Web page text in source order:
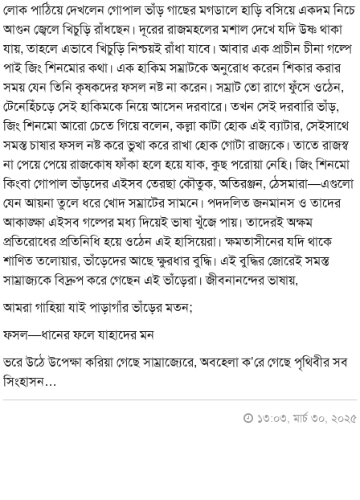
লোক পাঠিয়ে দেখলেন গোপাল ভাঁড় গাছের মগডালে হাড়ি বসিয়ে একদম নিচে
আগুন জ্বেলে খিচুড়ি রাঁধছেন। দূরের রাজমহলের মশাল দেখে যদি উষ্ণ থাকা
যায়, তাহলে এভাবে খিচুড়ি নিশ্চয়ই রাঁধা যাবে। আবার এক প্রাচীন চীনা গল্পে
পাই জিং শিনমোর কথা। এক হাকিম সম্রাটকে অনুরোধ করেন শিকার করার
সময় যেন তিনি কৃষকদের ফসল নষ্ট না করেন। সম্রাট তো রাগে ফুঁসে ওঠেন,
টেনেহিঁচড়ে সেই হাকিমকে নিয়ে আসেন দরবারে। তখন সেই দরবারি ভাঁড়,
জিং শিনমো আরো চেতে গিয়ে বলেন, কল্লা কাটা হোক এই ব্যাটার, সেইসাথে
সমস্ত চাষার ফসল নষ্ট করে ভুখা করে রাখা হোক গোটা রাজ্যকে। তাতে রাজস্ব
না পেয়ে পেয়ে রাজকোষ ফাঁকা হলে হয়ে যাক, কুছ পরোয়া নেহি। জিং শিনমো
কিংবা গোপাল ভাঁড়দের এইসব তেরছা কৌতুক, অতিরঞ্জন, ঠেসমারা—এগুলো
যেন আয়না তুলে ধরে খোদ সম্রাটের সামনে। পদদলিত জনমানস ও তাদের
আকাঙ্ক্ষা এইসব গল্পের মধ্য দিয়েই ভাষা খুঁজে পায়। তাদেরই অক্ষম
প্রতিরোধের প্রতিনিধি হয়ে ওঠেন এই হাসিয়েরা। ক্ষমতাসীনের যদি থাকে
শাণিত তলোয়ার, ভাঁড়েদের আছে ক্ষুরধার বুদ্ধি। এই বুদ্ধির জোরেই সমস্ত
সাম্রাজ্যকে বিদ্রুপ করে গেছেন এই ভাঁড়েরা। জীবনানন্দের ভাষায়,
আমরা গাহিয়া যাই পাড়াগাঁর ভাঁড়ের মতন;
ফসল—ধানের ফলে যাহাদের মন
ভরে উঠে উপেক্ষা করিয়া গেছে সাম্রাজ্যেরে, অবহেলা ক’রে গেছে পৃথিবীর সব
সিংহাসন…
১৩:০৩, মার্চ ৩০, ২০২৫